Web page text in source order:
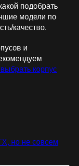
подобрать
модели по
качество.
и
выбрать корпус
но не совсем